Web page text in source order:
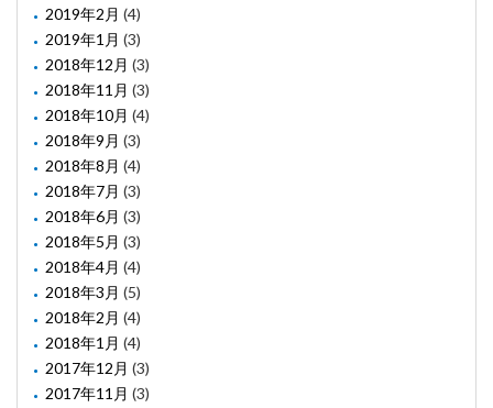
2019年2月 (4)
2019年1月 (3)
2018年12月 (3)
2018年11月 (3)
2018年10月 (4)
2018年9月 (3)
2018年8月 (4)
2018年7月 (3)
2018年6月 (3)
2018年5月 (3)
2018年4月 (4)
2018年3月 (5)
2018年2月 (4)
2018年1月 (4)
2017年12月 (3)
2017年11月 (3)